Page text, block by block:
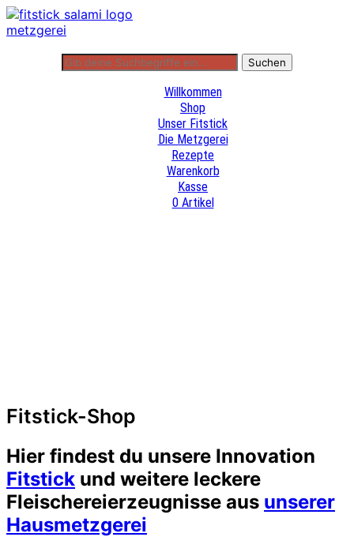
Willkommen
Shop
Unser Fitstick
Die Metzgerei
Rezepte
Warenkorb
Kasse
0 Artikel
Fitstick-Shop
Hier findest du unsere Innovation
Fitstick und weitere leckere
Fleischereierzeugnisse aus unserer
Hausmetzgerei